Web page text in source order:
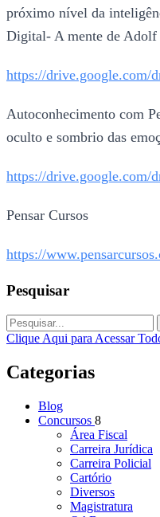
próximo nível da
Digital- A mente de
https://
Autoconhecimento com
oculto e sombrio das
https://
Pensar Cursos
https://
Pesquisar
Clique Aqui para Acessar
Categorias
Blog
Concursos 8
Área Fiscal
Carreira Jurídica
Carreira Policial
Cartório
Diversos
Magistratura